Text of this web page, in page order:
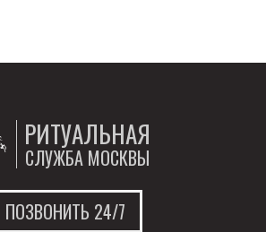
РИТУАЛЬНАЯ
СЛУЖБА МОСКВЫ
ПОЗВОНИТЬ 24/7